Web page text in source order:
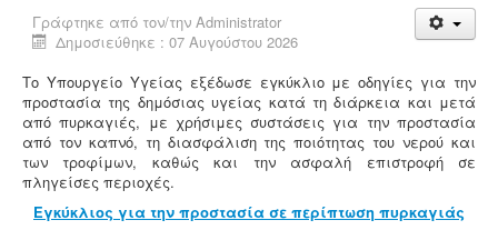
Γράφτηκε από τον/την Administrator
Δημοσιεύθηκε : 07 Αυγούστου 2026
Το Υπουργείο Υγείας εξέδωσε εγκύκλιο με οδηγίες για την
προστασία της δημόσιας υγείας κατά τη διάρκεια και μετά
από πυρκαγιές, με χρήσιμες συστάσεις για την προστασία
από τον καπνό, τη διασφάλιση της ποιότητας του νερού και
των τροφίμων, καθώς και την ασφαλή επιστροφή σε
πληγείσες περιοχές.
Εγκύκλιος για την προστασία σε περίπτωση πυρκαγιάς